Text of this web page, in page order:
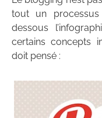
tout un
dessous
certains concepts
doit pensé :